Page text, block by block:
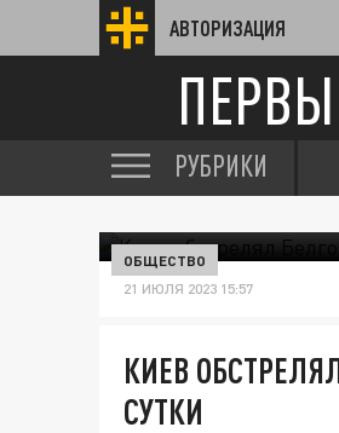
АВТОРИЗАЦИЯ
РУБРИКИ
ОБЩЕСТВО
21 ИЮЛЯ 2023 15:57
КИЕВ
СУТКИ